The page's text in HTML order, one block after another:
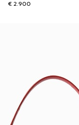
€ 2.900